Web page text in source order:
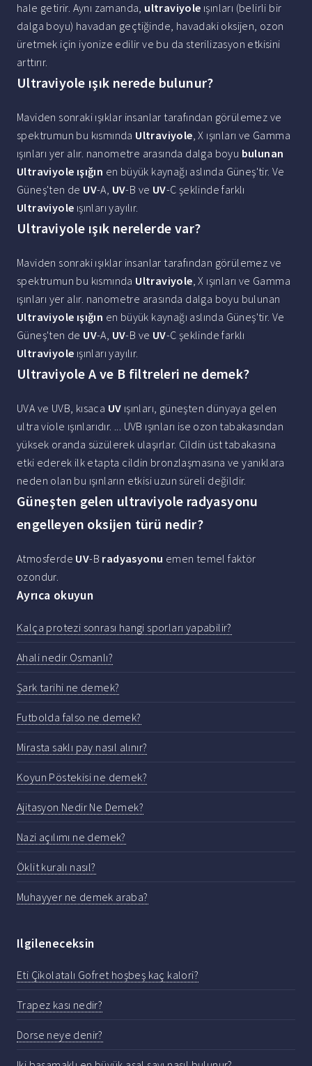
hale getirir. Aynı zamanda, ultraviyole ışınları (belirli bir
dalga boyu) havadan geçtiğinde, havadaki oksijen, ozon
üretmek için iyonize edilir ve bu da sterilizasyon etkisini
arttırır.
Ultraviyole ışık nerede bulunur?
Maviden sonraki ışıklar insanlar tarafından görülemez ve
spektrumun bu kısmında Ultraviyole, X ışınları ve Gamma
ışınları yer alır. nanometre arasında dalga boyu bulunan
Ultraviyole ışığın en büyük kaynağı aslında Güneş'tir. Ve
Güneş'ten de UV-A, UV-B ve UV-C şeklinde farklı
Ultraviyole ışınları yayılır.
Ultraviyole ışık nerelerde var?
Maviden sonraki ışıklar insanlar tarafından görülemez ve
spektrumun bu kısmında Ultraviyole, X ışınları ve Gamma
ışınları yer alır. nanometre arasında dalga boyu bulunan
Ultraviyole ışığın en büyük kaynağı aslında Güneş'tir. Ve
Güneş'ten de UV-A, UV-B ve UV-C şeklinde farklı
Ultraviyole ışınları yayılır.
Ultraviyole A ve B filtreleri ne demek?
UVA ve UVB, kısaca UV ışınları, güneşten dünyaya gelen
ultra viole ışınlarıdır. ... UVB ışınları ise ozon tabakasından
yüksek oranda süzülerek ulaşırlar. Cildin üst tabakasına
etki ederek ilk etapta cildin bronzlaşmasına ve yanıklara
neden olan bu ışınların etkisi uzun süreli değildir.
Güneşten gelen ultraviyole radyasyonu
engelleyen oksijen türü nedir?
Atmosferde UV-B radyasyonu emen temel faktör
ozondur.
Ayrıca okuyun
Kalça protezi sonrası hangi sporları yapabilir?
Ahali nedir Osmanlı?
Şark tarihi ne demek?
Futbolda falso ne demek?
Mirasta saklı pay nasıl alınır?
Koyun Pöstekisi ne demek?
Ajitasyon Nedir Ne Demek?
Nazi açılımı ne demek?
Öklit kuralı nasıl?
Muhayyer ne demek araba?
Ilgileneceksin
Eti Çikolatalı Gofret hoşbeş kaç kalori?
Trapez kası nedir?
Dorse neye denir?